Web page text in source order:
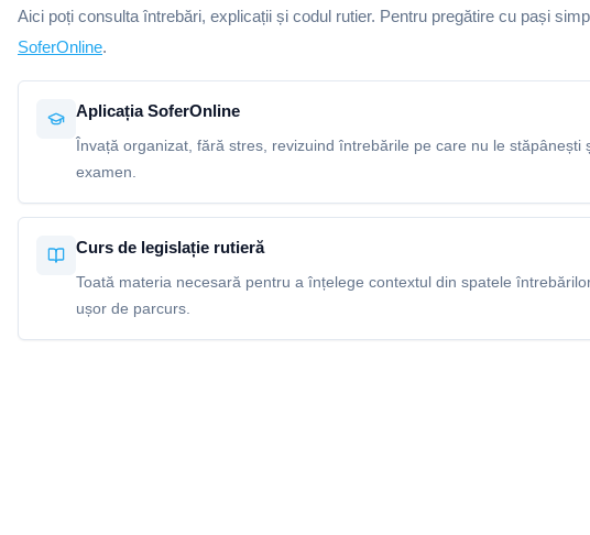
Aici poți consulta întrebări, explicații și codul rutier. Pentru pregătire cu pași
SoferOnline.
Aplicația SoferOnline
Învață organizat, fără stres, revizuind întrebările pe care nu le stăpânești
examen.
Curs de legislație rutieră
Toată materia necesară pentru a înțelege contextul din spatele
ușor de parcurs.